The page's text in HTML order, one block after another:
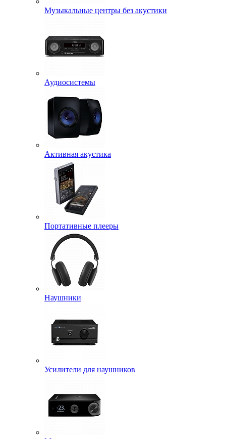
Музыкальные центры без акустики
Аудиосистемы
Активная акустика
Портативные плееры
Наушники
Усилители для наушников